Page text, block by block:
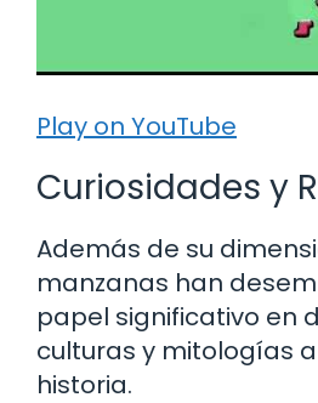
Play on YouTube
Curiosidades y
Además de su
manzanas han
papel significativo en
culturas y mitologías
historia.